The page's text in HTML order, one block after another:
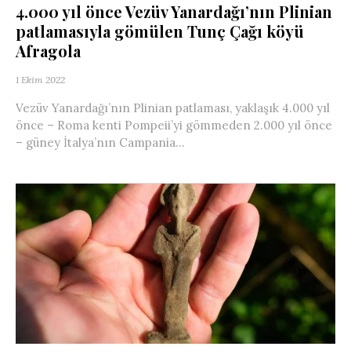
4.000 yıl önce Vezüv Yanardağı’nın Plinian
patlamasıyla gömülen Tunç Çağı köyü
Afragola
1 Ekim 2022
Vezüv Yanardağı’nın Plinian patlaması, yaklaşık 4.000 yıl
önce – Roma kenti Pompeii’yi gömmeden 2.000 yıl önce
– güney İtalya’nın Campania...